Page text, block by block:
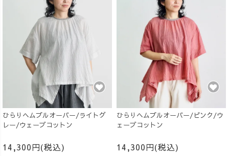
ひらりヘムプルオーバー/ライトグ
レー/ウェーブコットン
14,300円(税込)
ひらりヘムプルオーバー/ピンク/ウ
ェーブコットン
14,300円(税込)